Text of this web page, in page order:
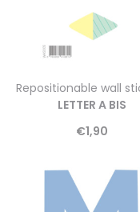
Repositionable wall
LETTER A BIS
€1,90